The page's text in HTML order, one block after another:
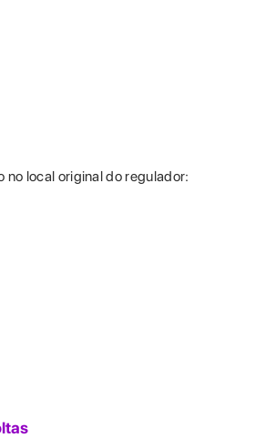
no local original do regulador: